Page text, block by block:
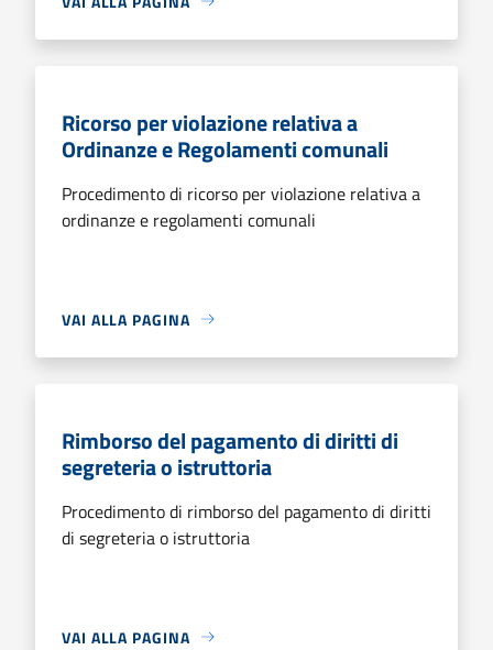
Ricorso per violazione relativa a
Ordinanze e Regolamenti comunali
Procedimento di ricorso per violazione relativa a
ordinanze e regolamenti comunali
VAI ALLA PAGINA
Rimborso del pagamento di diritti di
segreteria o istruttoria
Procedimento di rimborso del pagamento di diritti
di segreteria o istruttoria
VAI ALLA PAGINA